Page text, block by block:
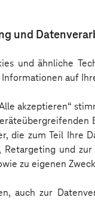
und
und ähnliche
auf
akzeptieren“
die zum Teil Ihre
Retargeting und
zu eigenen
auch zur